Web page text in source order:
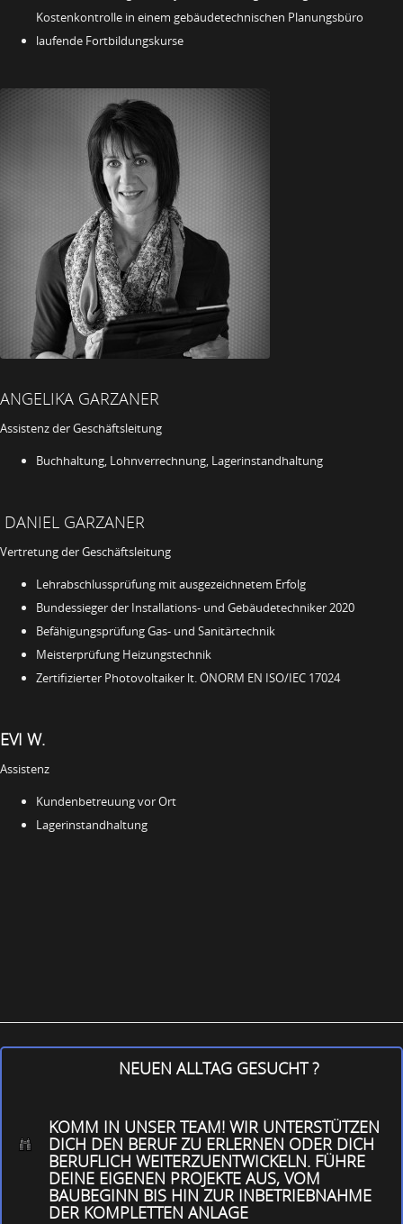
Kostenkontrolle in einem gebäudetechnischen Planungsbüro
laufende Fortbildungskurse
ANGELIKA GARZANER
Assistenz der Geschäftsleitung
Buchhaltung, Lohnverrechnung, Lagerinstandhaltung
DANIEL GARZANER
Vertretung der Geschäftsleitung
Lehrabschlussprüfung mit ausgezeichnetem Erfolg
Bundessieger der Installations- und Gebäudetechniker 2020
Befähigungsprüfung Gas- und Sanitärtechnik
Meisterprüfung Heizungstechnik
Zertifizierter Photovoltaiker lt. ÖNORM EN ISO/IEC 17024
EVI W.
Assistenz
Kundenbetreuung vor Ort
Lagerinstandhaltung
NEUEN ALLTAG GESUCHT ?
KOMM IN UNSER TEAM! WIR UNTERSTÜTZEN
DICH DEN BERUF ZU ERLERNEN ODER DICH
BERUFLICH WEITERZUENTWICKELN. FÜHRE
DEINE EIGENEN PROJEKTE AUS, VOM
BAUBEGINN BIS HIN ZUR INBETRIEBNAHME
DER KOMPLETTEN ANLAGE